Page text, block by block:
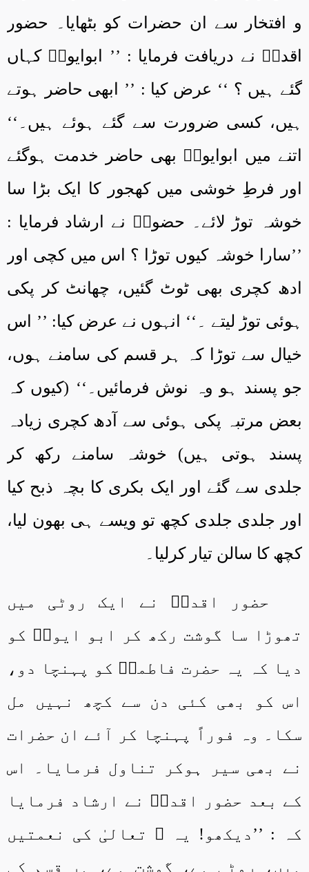
و افتخار سے ان حضرات کو بٹھایا۔ حضور
اقدسؐ نے دریافت فرمایا : ’’ ابوایوبؓ کہاں
گئے ہیں ؟ ‘‘ عرض کیا : ’’ ابھی حاضر ہوتے
ہیں، کسی ضرورت سے گئے ہوئے ہیں۔‘‘
اتنے میں ابوایوبؓ بھی حاضر خدمت ہوگئے
اور فرطِ خوشی میں کھجور کا ایک بڑا سا
خوشہ توڑ لائے۔ حضورؐ نے ارشاد فرمایا :
’’سارا خوشہ کیوں توڑا ؟ اس میں کچی اور
ادھ کچری بھی ٹوٹ گئیں، چھانٹ کر پکی
ہوئی توڑ لیتے ۔‘‘ انہوں نے عرض کیا: ’’ اس
خیال سے توڑا کہ ہر قسم کی سامنے ہوں،
جو پسند ہو وہ نوش فرمائیں۔‘‘ (کیوں کہ
بعض مرتبہ پکی ہوئی سے آدھ کچری زیادہ
پسند ہوتی ہیں) خوشہ سامنے رکھ کر
جلدی سے گئے اور ایک بکری کا بچہ ذبح کیا
اور جلدی جلدی کچھ تو ویسے ہی بھون لیا،
کچھ کا سالن تیار کرلیا۔
حضور اقدسؐ نے ایک روٹی میں
تھوڑا سا گوشت رکھ کر ابو ایوبؓ کو
دیا کہ یہ حضرت فاطمہؓ کو پہنچا دو،
اس کو بھی کئی دن سے کچھ نہیں مل
سکا۔ وہ فوراً پہنچا کر آئے ان حضرات
نے بھی سیر ہوکر تناول فرمایا۔ اس
کے بعد حضور اقدسؐ نے ارشاد فرمایا
کہ : ’’دیکھو! یہ ﷲ تعالیٰ کی نعمتیں
ہیں، روٹی ہے، گوشت ہے، ہر قسم کی